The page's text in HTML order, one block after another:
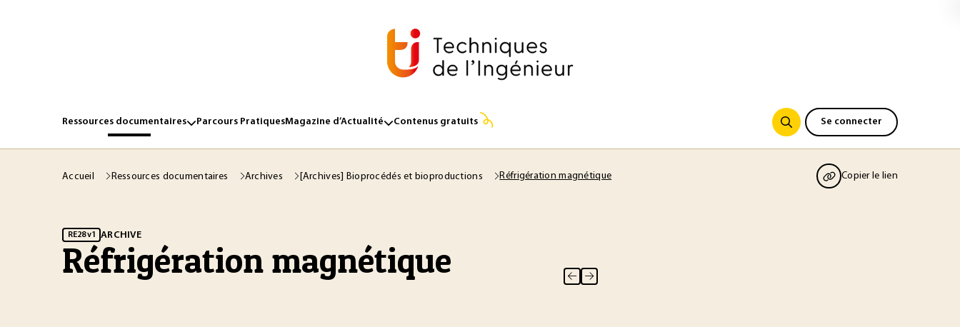
Ressources documentaires Parcours PratiquesMagazine d’Actualité Contenus gratuits Se connecter
Accueil Ressources documentaires Archives [Archives] Bioprocédés et bioproductions Réfrigération magnétique Copier le lien
RE28 v1 ARCHIVE
Réfrigération magnétique